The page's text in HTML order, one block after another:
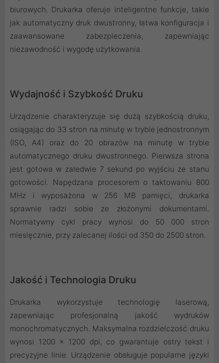
biurowych. Drukarka oferuje inteligentne funkcje, takie
jak automatyczny druk dwustronny, łatwa konfiguracja i
zaawansowane zabezpieczenia, zapewniając
niezawodność i wygodę użytkowania.
Wydajność i Szybkość Druku
Urządzenie charakteryzuje się dużą szybkością druku,
osiągając do 33 stron na minutę w trybie jednostronnym
(ISO, A4) oraz do 20 obrazów na minutę w trybie
automatycznego druku dwustronnego. Pierwsza strona
jest gotowa w zaledwie 7 sekund po wyjściu ze stanu
gotowości. Napędzana procesorem o taktowaniu 800
MHz i wyposażona w 256 MB pamięci, drukarka
sprawnie radzi sobie ze złożonymi dokumentami.
Normatywny cykl pracy wynosi do 50 000 stron
miesięcznie, przy zalecanej ilości od 350 do 2500 stron.
Jakość i Technologia Druku
Drukarka wykorzystuje technologię laserową,
zapewniając profesjonalną jakość wydruków
monochromatycznych. Maksymalna rozdzielczość druku
wynosi 1200 × 1200 dpi, co gwarantuje ostry tekst i
precyzyjne linie. Urządzenie obsługuje popularne języki